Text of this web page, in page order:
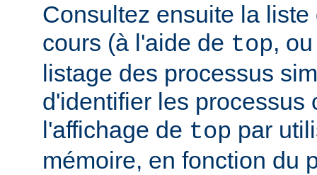
Consultez ensuite la
cours (à l'aide de top,
listage des processus
d'identifier les processus
l'affichage de top par
mémoire, en fonction du